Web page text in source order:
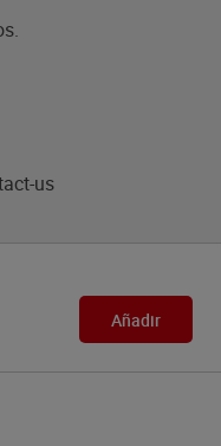
us
Añadir